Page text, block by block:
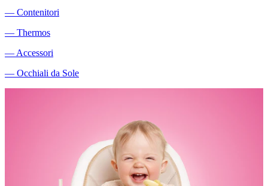
― Contenitori
― Thermos
― Accessori
― Occhiali da Sole